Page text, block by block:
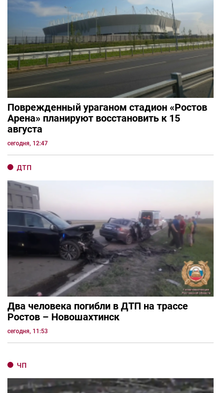
Поврежденный ураганом стадион «Ростов
Арена» планируют восстановить к 15
августа
сегодня, 12:47
ДТП
Два человека погибли в ДТП на трассе
Ростов – Новошахтинск
сегодня, 11:53
ЧП